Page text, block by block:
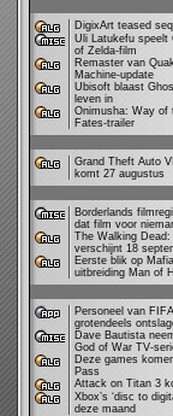
DigixArt teased
Uli Latukefu speelt
of Zelda-film
Remaster van
Machine-update
Ubisoft blaast
leven in
Onimusha: Way of
Fates-trailer
Grand Theft Auto
komt 27 augustus
Borderlands
dat film voor
The Walking
verschijnt 18
Eerste blik op
uitbreiding Man of
Personeel van
grotendeels
Dave Bautista
God of War TV-
Deze games
Pass
Attack on Titan 3
Xbox’s ‘disc to
deze maand